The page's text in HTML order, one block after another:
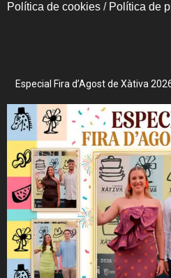
Política de cookies / Política de
Especial Fira d’Agost de Xàtiva